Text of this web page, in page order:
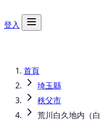
登入
首頁
埼玉縣
秩父市
荒川白久地内（